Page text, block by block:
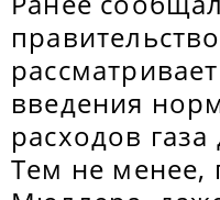
введения
расходов
Тем не менее,